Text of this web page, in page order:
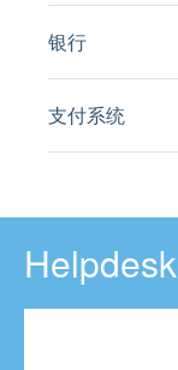
银行
支付系统
Helpdesk